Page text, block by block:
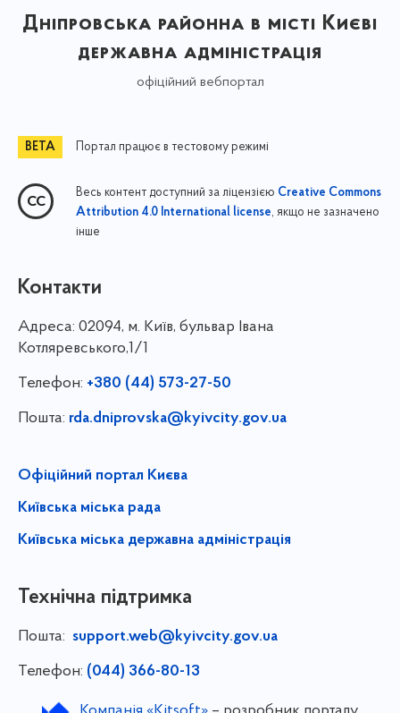
Дніпровська районна в місті Києві
державна адміністрація
офіційний вебпортал
Портал працює в тестовому режимі
Весь контент доступний за ліцензією Creative Commons
Attribution 4.0 International license, якщо не зазначено
інше
Контакти
Адреса: 02094, м. Київ, бульвар Івана
Котляревського,1/1
Телефон: +380 (44) 573-27-50
Пошта: rda.dniprovska@kyivcity.gov.ua
Офіційний портал Києва
Київська міська рада
Київська міська державна адміністрація
Технічна підтримка
Пошта: support.web@kyivcity.gov.ua
Телефон: (044) 366-80-13